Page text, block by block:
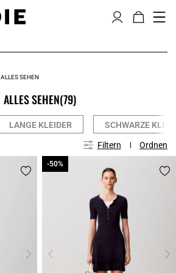
ALLES SEHEN
ALLES SEHEN(79)
LANGE KLEIDER SCHWARZE
Filtern Ordnen
-50%
-50%